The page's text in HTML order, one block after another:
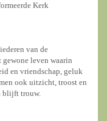
Kerk
van de
gewone leven waarin
en vriendschap, geluk
ook uitzicht, troost en
blijft trouw.